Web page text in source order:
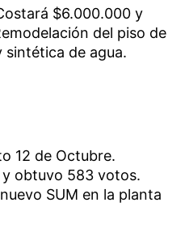
$6.000.000 y
del piso de
sintética de agua.
12 de Octubre.
obtuvo 583 votos.
SUM en la planta